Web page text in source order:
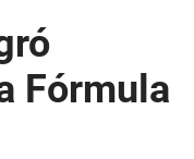
Fórmula